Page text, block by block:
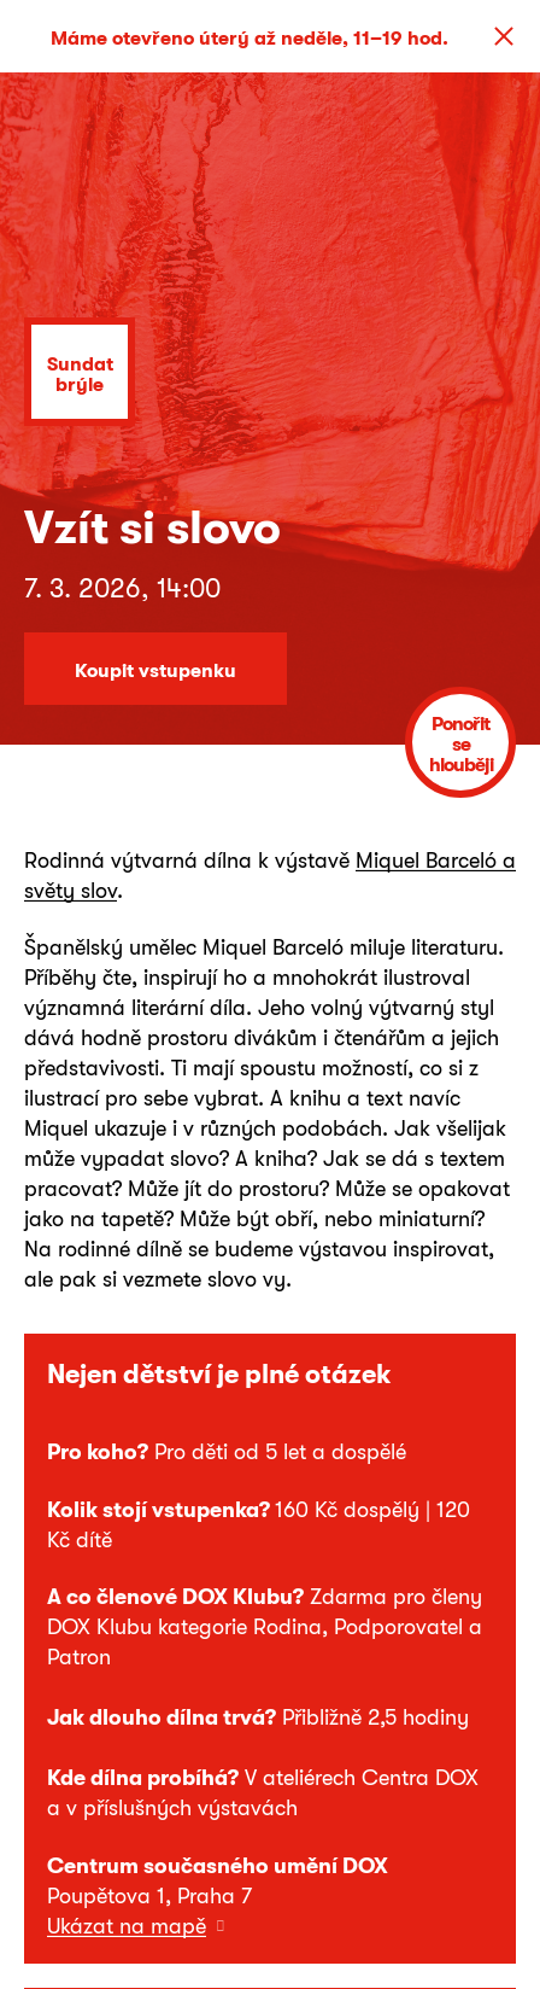
Máme otevřeno úterý až neděle, 11–19 hod.
Sundat
brýle
Vzít si slovo
7. 3. 2026, 14:00
Koupit vstupenku
Ponořit
se
hlouběji
Nejen dětství je plné otázek
Pro koho? Pro děti od 5 let a dospělé
Kolik stojí vstupenka?160 Kč dospělý | 120
Kč dítě
A co členové DOX Klubu? Zdarma pro členy
DOX Klubu kategorie Rodina, Podporovatel a
Patron
Jak dlouho dílna trvá? Přibližně 2,5 hodiny
Kde dílna probíhá? V ateliérech Centra DOX
a v příslušných výstavách
Centrum současného umění DOX
Poupětova 1, Praha 7
Ukázat na mapě
Rodinná výtvarná dílna k výstavě Miquel Barceló a
světy slov.
Španělský umělec Miquel Barceló miluje literaturu.
Příběhy čte, inspirují ho a mnohokrát ilustroval
významná literární díla. Jeho volný výtvarný styl
dává hodně prostoru divákům i čtenářům a jejich
představivosti. Ti mají spoustu možností, co si z
ilustrací pro sebe vybrat. A knihu a text navíc
Miquel ukazuje i v různých podobách. Jak všelijak
může vypadat slovo? A kniha? Jak se dá s textem
pracovat? Může jít do prostoru? Může se opakovat
jako na tapetě? Může být obří, nebo miniaturní?
Na rodinné dílně se budeme výstavou inspirovat,
ale pak si vezmete slovo vy.